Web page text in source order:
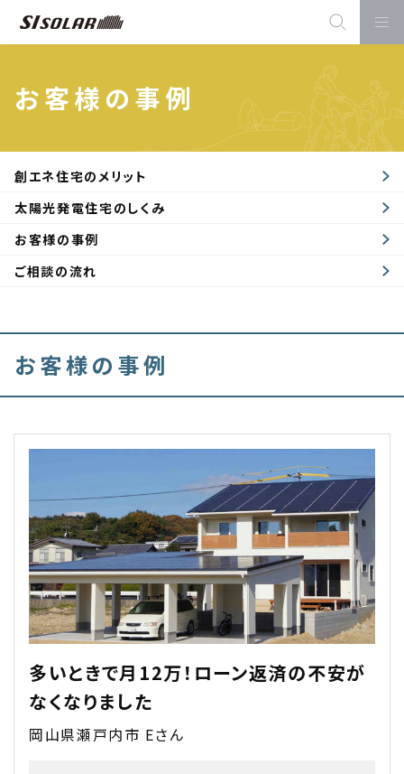
お客様の事例
創エネ住宅のメリット
太陽光発電住宅のしくみ
お客様の事例
ご相談の流れ
お客様の事例
多いときで月12万！ローン返済の不安が
なくなりました
岡山県瀬戸内市 Eさん